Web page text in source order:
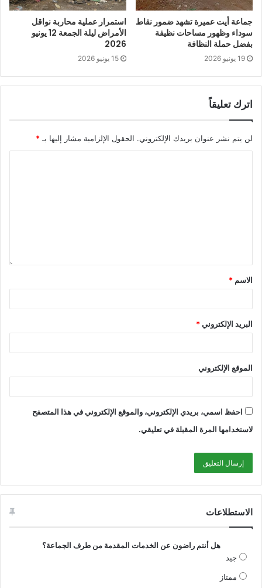
جماعة أيت عميرة تشهد ضمور نقاط
سوداء وظهور مساحات نظيفة
بفضل حملة النظافة
19 يونيو 2026
استمرار عملية محاربة نواقل
الأمراض ليلة الجمعة 12 يونيو
2026
15 يونيو 2026
اترك تعليقاً
لن يتم نشر عنوان بريدك الإلكتروني. الحقول الإلزامية مشار إليها بـ*
الاسم *
البريد الإلكتروني*
الموقع الإلكتروني
احفظ اسمي، بريدي الإلكتروني، والموقع الإلكتروني في هذا المتصفح
لاستخدامها المرة المقبلة في تعليقي.
الاستطلاعات
هل أنتم راضون عن الخدمات المقدمة من طرف الجماعة؟
جيد
ممتاز